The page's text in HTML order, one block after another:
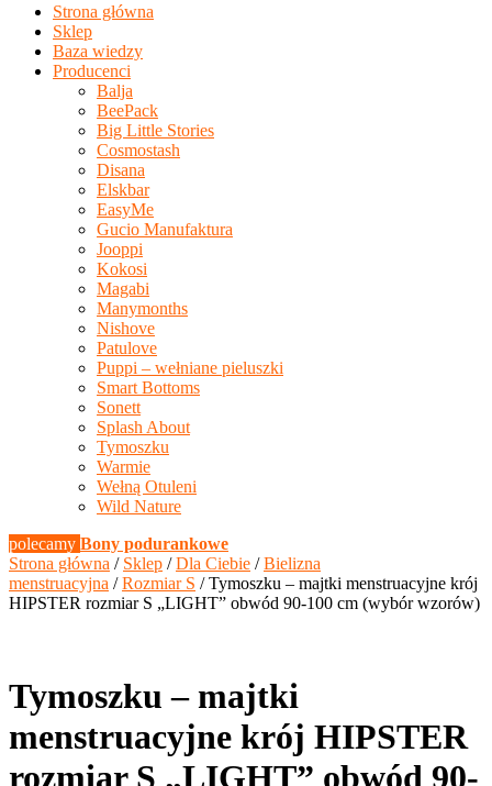
Strona główna
Sklep
Baza wiedzy
Producenci
Balja
BeePack
Big Little Stories
Cosmostash
Disana
Elskbar
EasyMe
Gucio Manufaktura
Jooppi
Kokosi
Magabi
Manymonths
Nishove
Patulove
Puppi – wełniane pieluszki
Smart Bottoms
Sonett
Splash About
Tymoszku
Warmie
Wełną Otuleni
Wild Nature
polecamy Bony podurankowe
Strona główna / Sklep /Dla Ciebie /Bielizna
menstruacyjna /Rozmiar S / Tymoszku – majtki menstruacyjne krój
HIPSTER rozmiar S „LIGHT” obwód 90-100 cm (wybór wzorów)
Tymoszku – majtki
menstruacyjne krój HIPSTER
rozmiar S „LIGHT” obwód 90-